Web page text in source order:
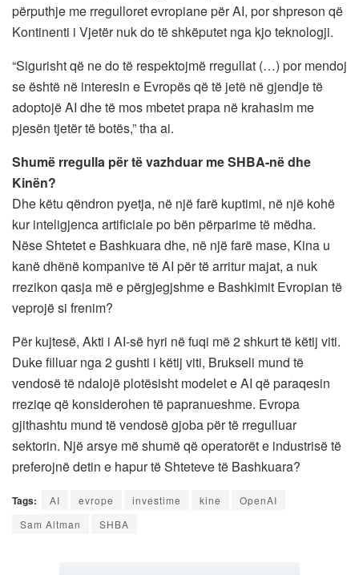
përputhje me rregulloret evropiane për AI, por shpreson që
Kontinenti i Vjetër nuk do të shkëputet nga kjo teknologji.
“Sigurisht që ne do të respektojmë rregullat (…) por mendoj
se është në interesin e Evropës që të jetë në gjendje të
adoptojë AI dhe të mos mbetet prapa në krahasim me
pjesën tjetër të botës,” tha ai.
Shumë rregulla për të vazhduar me SHBA-në dhe
Kinën?
Dhe këtu qëndron pyetja, në një farë kuptimi, në një kohë
kur inteligjenca artificiale po bën përparime të mëdha.
Nëse Shtetet e Bashkuara dhe, në një farë mase, Kina u
kanë dhënë kompanive të AI për të arritur majat, a nuk
rrezikon qasja më e përgjegjshme e Bashkimit Evropian të
veprojë si frenim?
Për kujtesë, Akti i AI-së hyri në fuqi më 2 shkurt të këtij viti.
Duke filluar nga 2 gushti i këtij viti, Brukseli mund të
vendosë të ndalojë plotësisht modelet e AI që paraqesin
rreziqe që konsiderohen të papranueshme. Evropa
gjithashtu mund të vendosë gjoba për të rregulluar
sektorin. Një arsye më shumë që operatorët e industrisë të
preferojnë detin e hapur të Shteteve të Bashkuara?
Tags: AI evrope investime kine
OpenAI
Sam Altman
SHBA